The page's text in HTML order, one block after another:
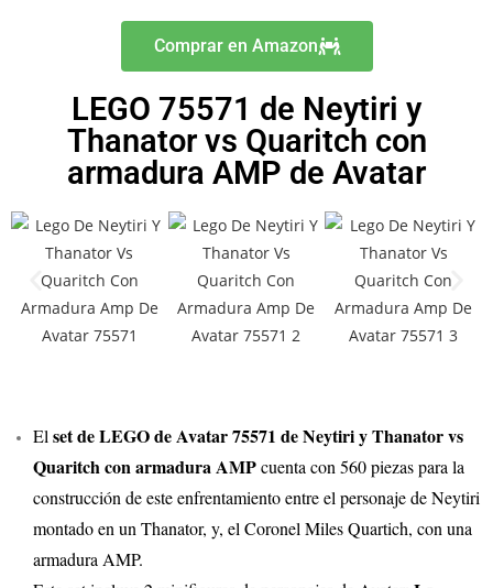
Comprar en Amazon
LEGO 75571 de Neytiri y
Thanator vs Quaritch con
armadura AMP de Avatar
El set de LEGO de Avatar 75571 de Neytiri y Thanator vs
Quaritch con armadura AMPcuenta con 560 piezas para la
construcción de este enfrentamiento entre el personaje de Neytiri
montado en un Thanator, y, el Coronel Miles Quartich, con una
armadura AMP.